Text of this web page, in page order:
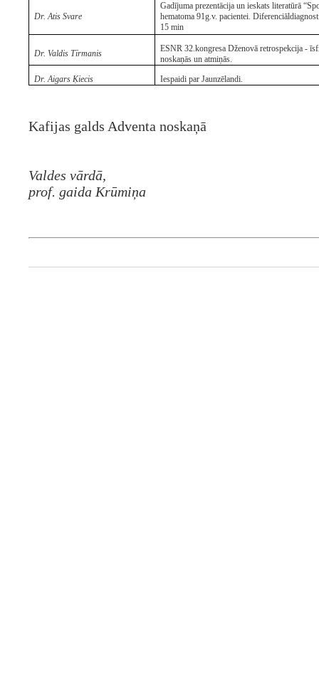
Dr. Atis Svare
Gadījuma prezentācija un ieskats literatūrā
hematoma 91g.v. pacientei.
15 min
Dr. Valdis Tīrmanis
ESNR 32.kongresa Dženovā retrospekcija -
noskaņās un atmiņās.
Dr. Aigars Ķiecis
Iespaidi par Jaunzēlandi.
Kafijas galds Adventa noskaņā
Valdes vārdā,
prof. gaida Krūmiņa